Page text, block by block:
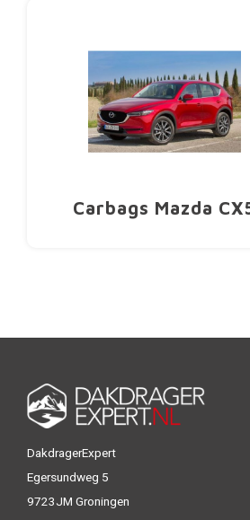
Carbags Mazda
DakdragerExpert
Egersundweg 5
9723JM Groningen